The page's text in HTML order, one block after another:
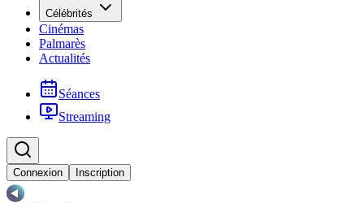
Célébrités
Cinémas
Palmarès
Actualités
Séances
Streaming
Connexion Inscription